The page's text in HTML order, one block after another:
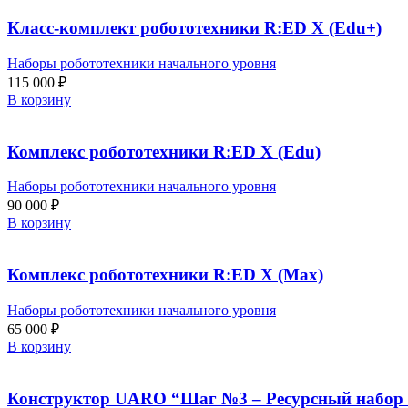
Класс-комплект робототехники R:ED X (Edu+)
Наборы робототехники начального уровня
115 000 ₽
В корзину
Комплекс робототехники R:ED X (Edu)
Наборы робототехники начального уровня
90 000 ₽
В корзину
Комплекс робототехники R:ED X (Max)
Наборы робототехники начального уровня
65 000 ₽
В корзину
Конструктор UARO “Шаг №3 – Ресурсный набор